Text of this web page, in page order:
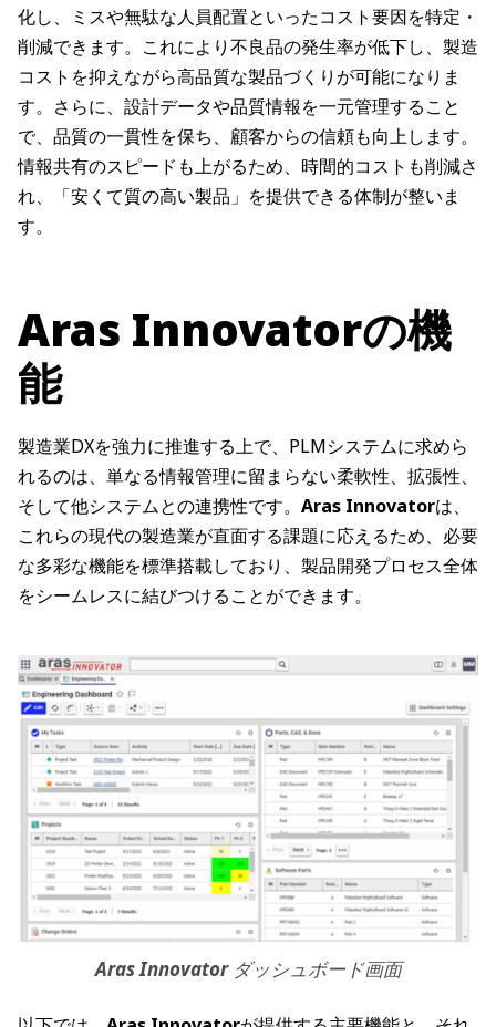
化し、ミスや無駄な人員配置といったコスト要因を特定・
削減できます。これにより不良品の発生率が低下し、製造
コストを抑えながら高品質な製品づくりが可能になりま
す。さらに、設計データや品質情報を一元管理すること
で、品質の一貫性を保ち、顧客からの信頼も向上します。
情報共有のスピードも上がるため、時間的コストも削減さ
れ、「安くて質の高い製品」を提供できる体制が整いま
す。
Aras Innovatorの機
能
製造業DXを強力に推進する上で、PLMシステムに求めら
れるのは、単なる情報管理に留まらない柔軟性、拡張性、
そして他システムとの連携性です。 Aras Innovatorは、
これらの現代の製造業が直面する課題に応えるため、必要
な多彩な機能を標準搭載しており、製品開発プロセス全体
をシームレスに結びつけることができます。
Aras Innovatorダッシュボード画面